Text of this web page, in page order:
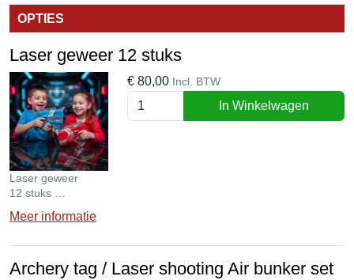
OPTIES
Laser geweer 12 stuks
€ 80,00 Incl. BTW
In Winkelwagen
Laser geweer
12 stuks
Meer informatie
Archery tag / Laser shooting Air bunker set